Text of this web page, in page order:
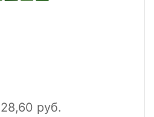
руб.